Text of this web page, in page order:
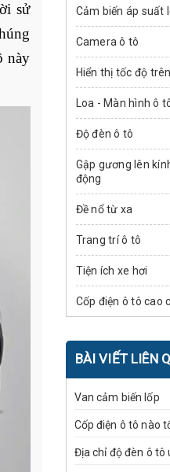
sử
này
Cảm biến áp suất
Camera ô tô
Hiển thị tốc độ
Loa - Màn hình ô
Độ đèn ô tô
Gập gương lên
động
Đề nổ từ xa
Trang trí ô tô
Tiện ích xe hơi
Cốp điện ô tô cao
BÀI VIẾT LIÊN
Van cảm biến lốp
Cốp điện ô tô nào
Địa chỉ độ đèn ô tô